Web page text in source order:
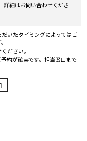
詳細はお問い合わせくださ
いたタイミングによってはご
ださい。
約が確実です。担当窓口まで